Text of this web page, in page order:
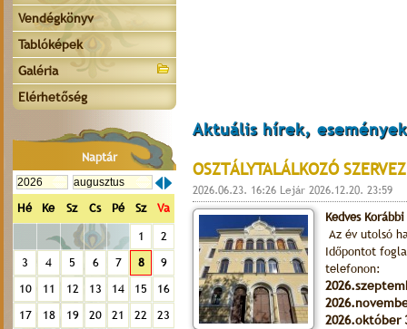
Vendégkönyv
Tablóképek
Galéria
Elérhetőség
Naptár
Hé Ke Sz Cs Pé Sz Va
1
2
3
4 5 6 7 8
9
10
11 12 13 14 15
16
17
18 19 20 21 22
23
Aktuális hírek, események
OSZTÁLYTALÁLKOZÓ
2026.06.23. 16:26 Lejár 2026.12.20. 23:59
Kedves
Az év utolsó
Időpontot
telefonon:
2026.október